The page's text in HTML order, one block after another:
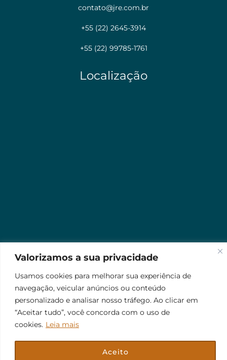
cookies. Leia mais
Não aceito
contato@jre.com.br
+55 (22) 2645-3914
+55 (22) 99785-1761
Localização
© 2026 Jr Plus Automação Comercial e Residencial
CriaçãoCesarWeb
Fale Conosco